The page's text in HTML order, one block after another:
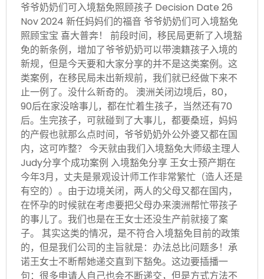
爷爷奶奶们可入境豁免照顾孩子 Decision Date 26
Nov 2024 新任妈妈们的福音 爷爷奶奶们可入境豁免
照顾宝宝 喜大普奔！ 前段时间，移民局更新了入境豁
免的新条例，增加了爷爷奶奶可以带澳籍孩子入境的
新规，但是今天要和大家分享的并不是这类案例。这
类案例，在移民局未出新规前，我们就已经做下来不
止一例了。没什么新奇的。 澳洲关闭边境后，80，
90后在家没啥事儿，都在忙着生孩子，当然还有70
后。生完孩子，可就碰到了大事儿，都要桑班，妈妈
的产假也就那么点时间，爷爷奶奶外公外婆又都在国
内，这可咋整？ 今天就由我们入境豁免大师级主理人
Judy分享个成功案例 入境豁免分享 王女士预产期在
今年3月，丈夫是景观设计师工作非常繁忙（造人还是
有空的）。由于边境关闭，两人的父母又都在国内，
在怀孕的时候就在考虑要把父母办来澳洲帮忙带孩子
的事儿了。我们也是在王女士还没生产前就接了案
子。 其实这类的情况，是不符合入境豁免目前的政策
的，但是我们公司的主旨就是：办法总比问题多！承
诺王女士不断帮她递交直到下豁免。这边要插播一
句：很多申请人自己也会不断递交，但是方式方法不